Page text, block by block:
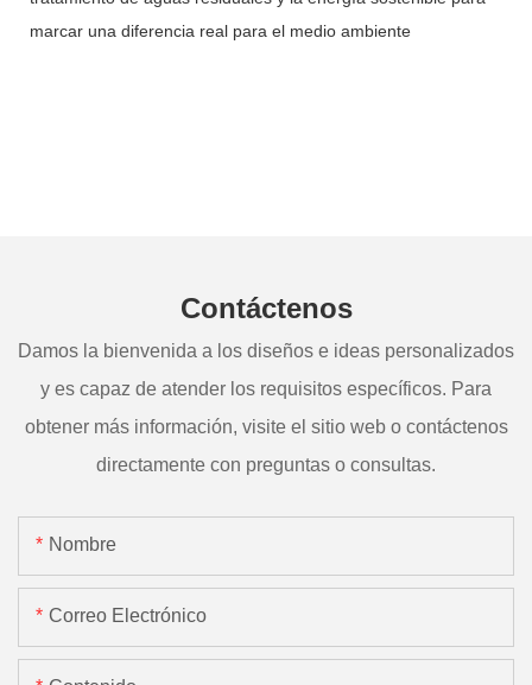
marcar una diferencia real para el medio ambiente
Contáctenos
Damos la bienvenida a los diseños e ideas personalizados
y es capaz de atender los requisitos específicos. Para
obtener más información, visite el sitio web o contáctenos
directamente con preguntas o consultas.
Nombre
Correo Electrónico